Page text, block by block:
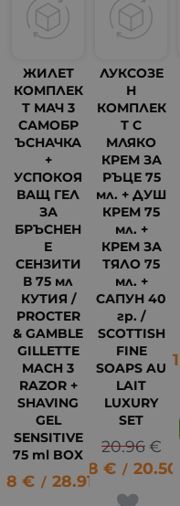
ЖИЛЕТ
КОМПЛЕК
Т МАЧ 3
САМОБР
ЪСНАЧКА
+
УСПОКОЯ
ВАЩ ГЕЛ
ЗА
БРЪСНЕН
Е
СЕНЗИТИ
В 75 мл
КУТИЯ /
PROCTER
& GAMBLE
GILLETTE
MACH 3
RAZOR +
SHAVING
GEL
SENSITIVE
75 ml BOX
€ / 28.91 лв.
ЛУКСОЗЕ
Н
КОМПЛЕК
Т С
МЛЯКО
КРЕМ ЗА
РЪЦЕ 75
мл. + ДУШ
КРЕМ 75
мл. +
КРЕМ ЗА
ТЯЛО 75
мл. +
САПУН 40
гр. /
SCOTTISH
FINE
SOAPS AU
LAIT
LUXURY
SET
20.96 €
10.48 € / 20.50
32.21